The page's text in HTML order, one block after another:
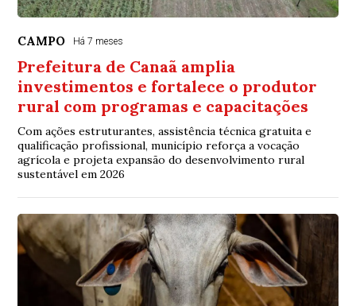
CAMPO Há 7 meses
Prefeitura de Canaã amplia
investimentos e fortalece o produtor
rural com programas e capacitações
Com ações estruturantes, assistência técnica gratuita e
qualificação profissional, município reforça a vocação
agrícola e projeta expansão do desenvolvimento rural
sustentável em 2026